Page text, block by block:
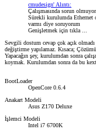
cmudesign' Alıntı:
Çalışmasında sorun
Sürekli kurulumda Ethernet
varmı diye soruyorum
Genişletmek için tıkla ...
Sevgili dostum cevap çok açık
değiştirme yapılamaz. Kısaca;
Yapacağın şey, kurulumdan sonra
koymak. Kurulumdan sonra da bu
BootLoader
OpenCore 0.6.4
Anakart Modeli
Asus Z170 Deluxe
İşlemci Modeli
Intel i7 6700K